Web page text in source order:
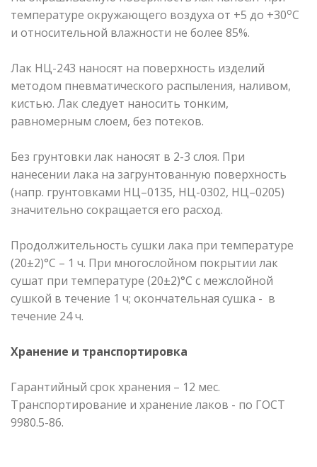
температуре окружающего воздуха от +5 до +30оС
и относительной влажности не более 85%.
Лак НЦ-243 наносят на поверхность изделий
методом пневматического распыления, наливом,
кистью. Лак следует наносить тонким,
равномерным слоем, без потеков.
Без грунтовки лак наносят в 2-3 слоя. При
нанесении лака на загрунтованную поверхность
(напр. грунтовками НЦ–0135, НЦ-0302, НЦ–0205)
значительно сокращается его расход.
Продолжительность сушки лака при температуре
(20±2)°C – 1 ч. При многослойном покрытии лак
сушат при температуре (20±2)°С с межслойной
сушкой в течение 1 ч; окончательная сушка - в
течение 24 ч.
Хранение и транспортировка
Гарантийный срок хранения – 12 мес.
Транспортирование и хранение лаков - по ГОСТ
9980.5-86.